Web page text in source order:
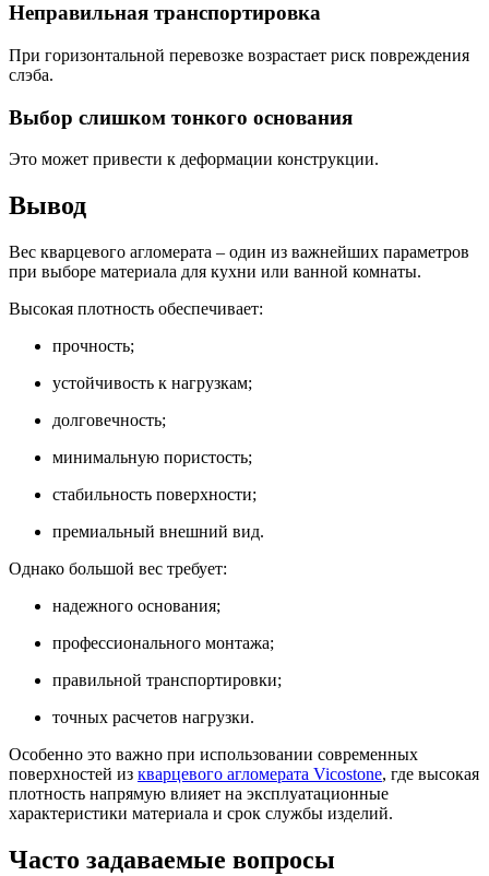
Неправильная транспортировка
При горизонтальной перевозке возрастает риск повреждения
слэба.
Выбор слишком тонкого основания
Это может привести к деформации конструкции.
Вывод
Вес кварцевого агломерата – один из важнейших параметров
при выборе материала для кухни или ванной комнаты.
Высокая плотность обеспечивает:
прочность;
устойчивость к нагрузкам;
долговечность;
минимальную пористость;
стабильность поверхности;
премиальный внешний вид.
Однако большой вес требует:
надежного основания;
профессионального монтажа;
правильной транспортировки;
точных расчетов нагрузки.
Особенно это важно при использовании современных
поверхностей из кварцевого агломерата Vicostone, где высокая
плотность напрямую влияет на эксплуатационные
характеристики материала и срок службы изделий.
Часто задаваемые вопросы